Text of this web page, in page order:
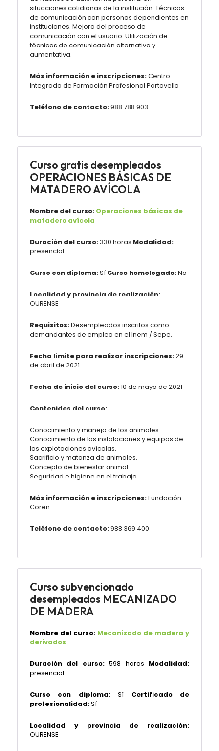
situaciones cotidianas de la institución. Técnicas
de comunicación con personas dependientes en
instituciones. Mejora del proceso de
comunicación con el usuario. Utilización de
técnicas de comunicación alternativa y
aumentativa.
Más información e inscripciones:Centro
Integrado de Formación Profesional Portovello
Teléfono de contacto:988 788 903
Curso gratis desempleados
OPERACIONES BÁSICAS DE
MATADERO AVÍCOLA
Nombre del curso: Operaciones básicas de
matadero avícola
Duración del curso: 330 horas Modalidad:
presencial
Curso con diploma:Sí Curso homologado:No
Localidad y provincia de realización:
OURENSE
Requisitos:Desempleados inscritos como
demandantes de empleo en el Inem / Sepe.
Fecha límite para realizar inscripciones:29
de abril de 2021
Fecha de inicio del curso:10 de mayo de 2021
Contenidos del curso:
Conocimiento y manejo de los animales.
Conocimiento de las instalaciones y equipos de
las explotaciones avícolas.
Sacrificio y matanza de animales.
Concepto de bienestar animal.
Seguridad e higiene en el trabajo.
Más información e inscripciones:Fundación
Coren
Teléfono de contacto:988 369 400
Curso subvencionado
desempleados MECANIZADO
DE MADERA
Nombre del curso: Mecanizado de madera y
derivados
Duración del curso:598 horas Modalidad:
presencial
Curso con diploma:Sí Certificado de
profesionalidad:Sí
Localidad y provincia de realización:
OURENSE